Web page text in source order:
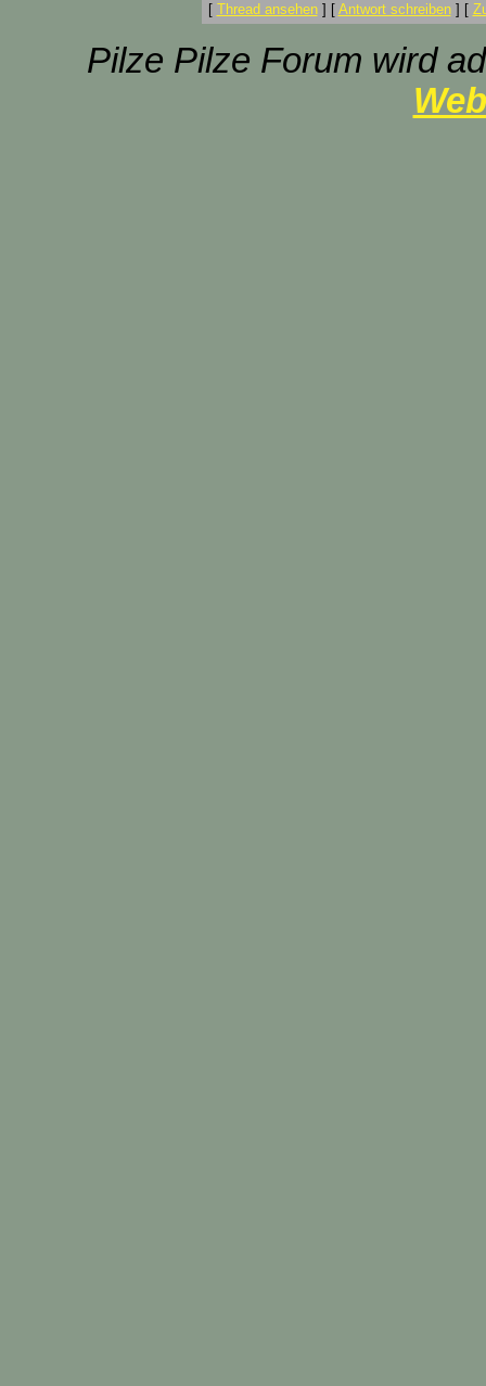
[ Thread ansehen] [ Antwort schreiben] [
Pilze Pilze Forum wird